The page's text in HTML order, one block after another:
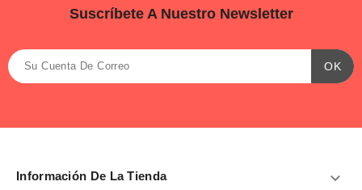
Suscríbete A Nuestro Newsletter
Información De La Tienda 